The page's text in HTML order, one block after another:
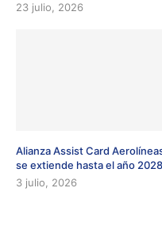
23 julio, 2026
Alianza Assist Card
se extiende hasta el año 2028
3 julio, 2026